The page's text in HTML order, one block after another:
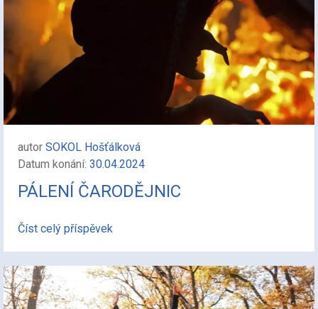
autor SOKOL Hošťálková
Datum konání: 30.04.2024
PÁLENÍ ČARODĚJNIC
Číst celý příspěvek